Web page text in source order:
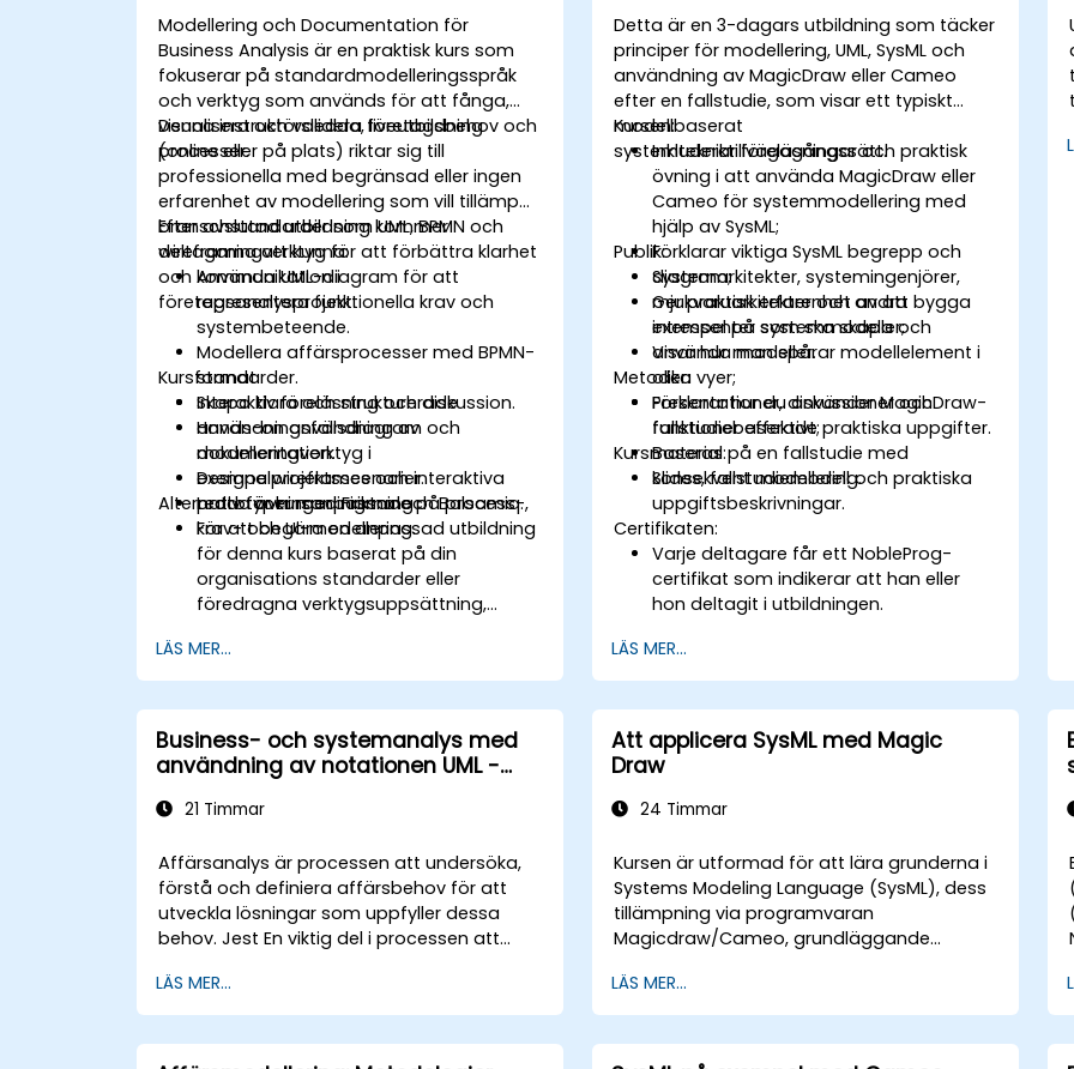
Modellering och Documentation för
Business Analysis är en praktisk kurs som
fokuserar på standardmodelleringsspråk
och verktyg som används för att fånga,
visualisera och validera företagsbehov och
processer.
Denna instruktörsledda, liveutbildning
(online eller på plats) riktar sig till
professionella med begränsad eller ingen
erfarenhet av modellering som vill tillämpa
branschstandarder som UML, BPMN och
wireframingverktyg för att förbättra klarhet
och kommunikation i
företagsanalysprojekt.
Efter avslutad utbildning kommer
deltagarna att kunna:
Använda UML-diagram för att
representera funktionella krav och
systembeteende.
Modellera affärsprocesser med BPMN-
standarder.
Skapa klara och strukturerade
användningsfallsdiagram och
dokumentation.
Designa wireframes och interaktiva
prototyper med Figma och Balsamiq.
Kursformat
Interaktiv föreläsning och diskussion.
Hands-on användning av
modelleringverktyg i
exempelprojektsscenarier.
Ledda övningar inriktade på process-,
krav- och UI-modellering.
Alternativ för kursanpassning
För att begära en anpassad utbildning
för denna kurs baserat på din
organisations standarder eller
föredragna verktygsuppsättning,
LÄS MER...
Detta är en 3-dagars utbildning som täcker
principer för modellering, UML, SysML och
användning av MagicDraw eller Cameo
efter en fallstudie, som visar ett typiskt
modellbaserat
systemtekniktillvägagångssätt.
Kursen:
Inkluderar föreläsningar och praktisk
övning i att använda MagicDraw eller
Cameo för systemmodellering med
hjälp av SysML;
Förklarar viktiga SysML begrepp och
diagram;
Ger praktisk erfarenhet av att bygga
exempel på systemmodeller;
Visar hur man spårar modellelement i
olika vyer;
Förklarar hur du använder MagicDraw-
funktioner effektivt;
Baseras på en fallstudie med
konsekvent modellering.
Publik:
Systemarkitekter, systemingenjörer,
mjukvaruarkitekter och andra
intressenter som ska skapa och
använda modeller.
Metoder:
Presentationer, diskussioner och
fallstudiebaserade praktiska uppgifter.
Kursmaterial:
Slides, fallstudiemodell och praktiska
uppgiftsbeskrivningar.
Certifikaten:
Varje deltagare får ett NobleProg-
certifikat som indikerar att han eller
hon deltagit i utbildningen.
LÄS MER...
Business- och systemanalys med
användning av notationen UML -
metoden Scrum
21 Timmar
Affärsanalys är processen att undersöka,
förstå och definiera affärsbehov för att
utveckla lösningar som uppfyller dessa
behov. Jest En viktig del i processen att
utforma nya affärslösningar. Affärsanalys
syftar till att säkerställa att tekniska,
process- eller organisationslösningar
uppfyller affärsmål och behov. Jest En
LÄS MER...
Att applicera SysML med Magic
Draw
24 Timmar
Kursen är utformad för att lära grunderna i
Systems Modeling Language (SysML), dess
tillämpning via programvaran
Magicdraw/Cameo, grundläggande
systemingenjörstekniker (MBSE) och bästa
praxis inom MBSE.
LÄS MER...